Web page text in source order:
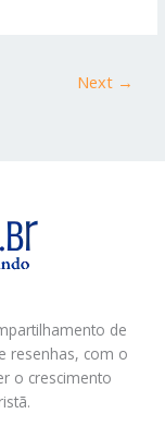
Next →
de
resenhas, com o
o crescimento